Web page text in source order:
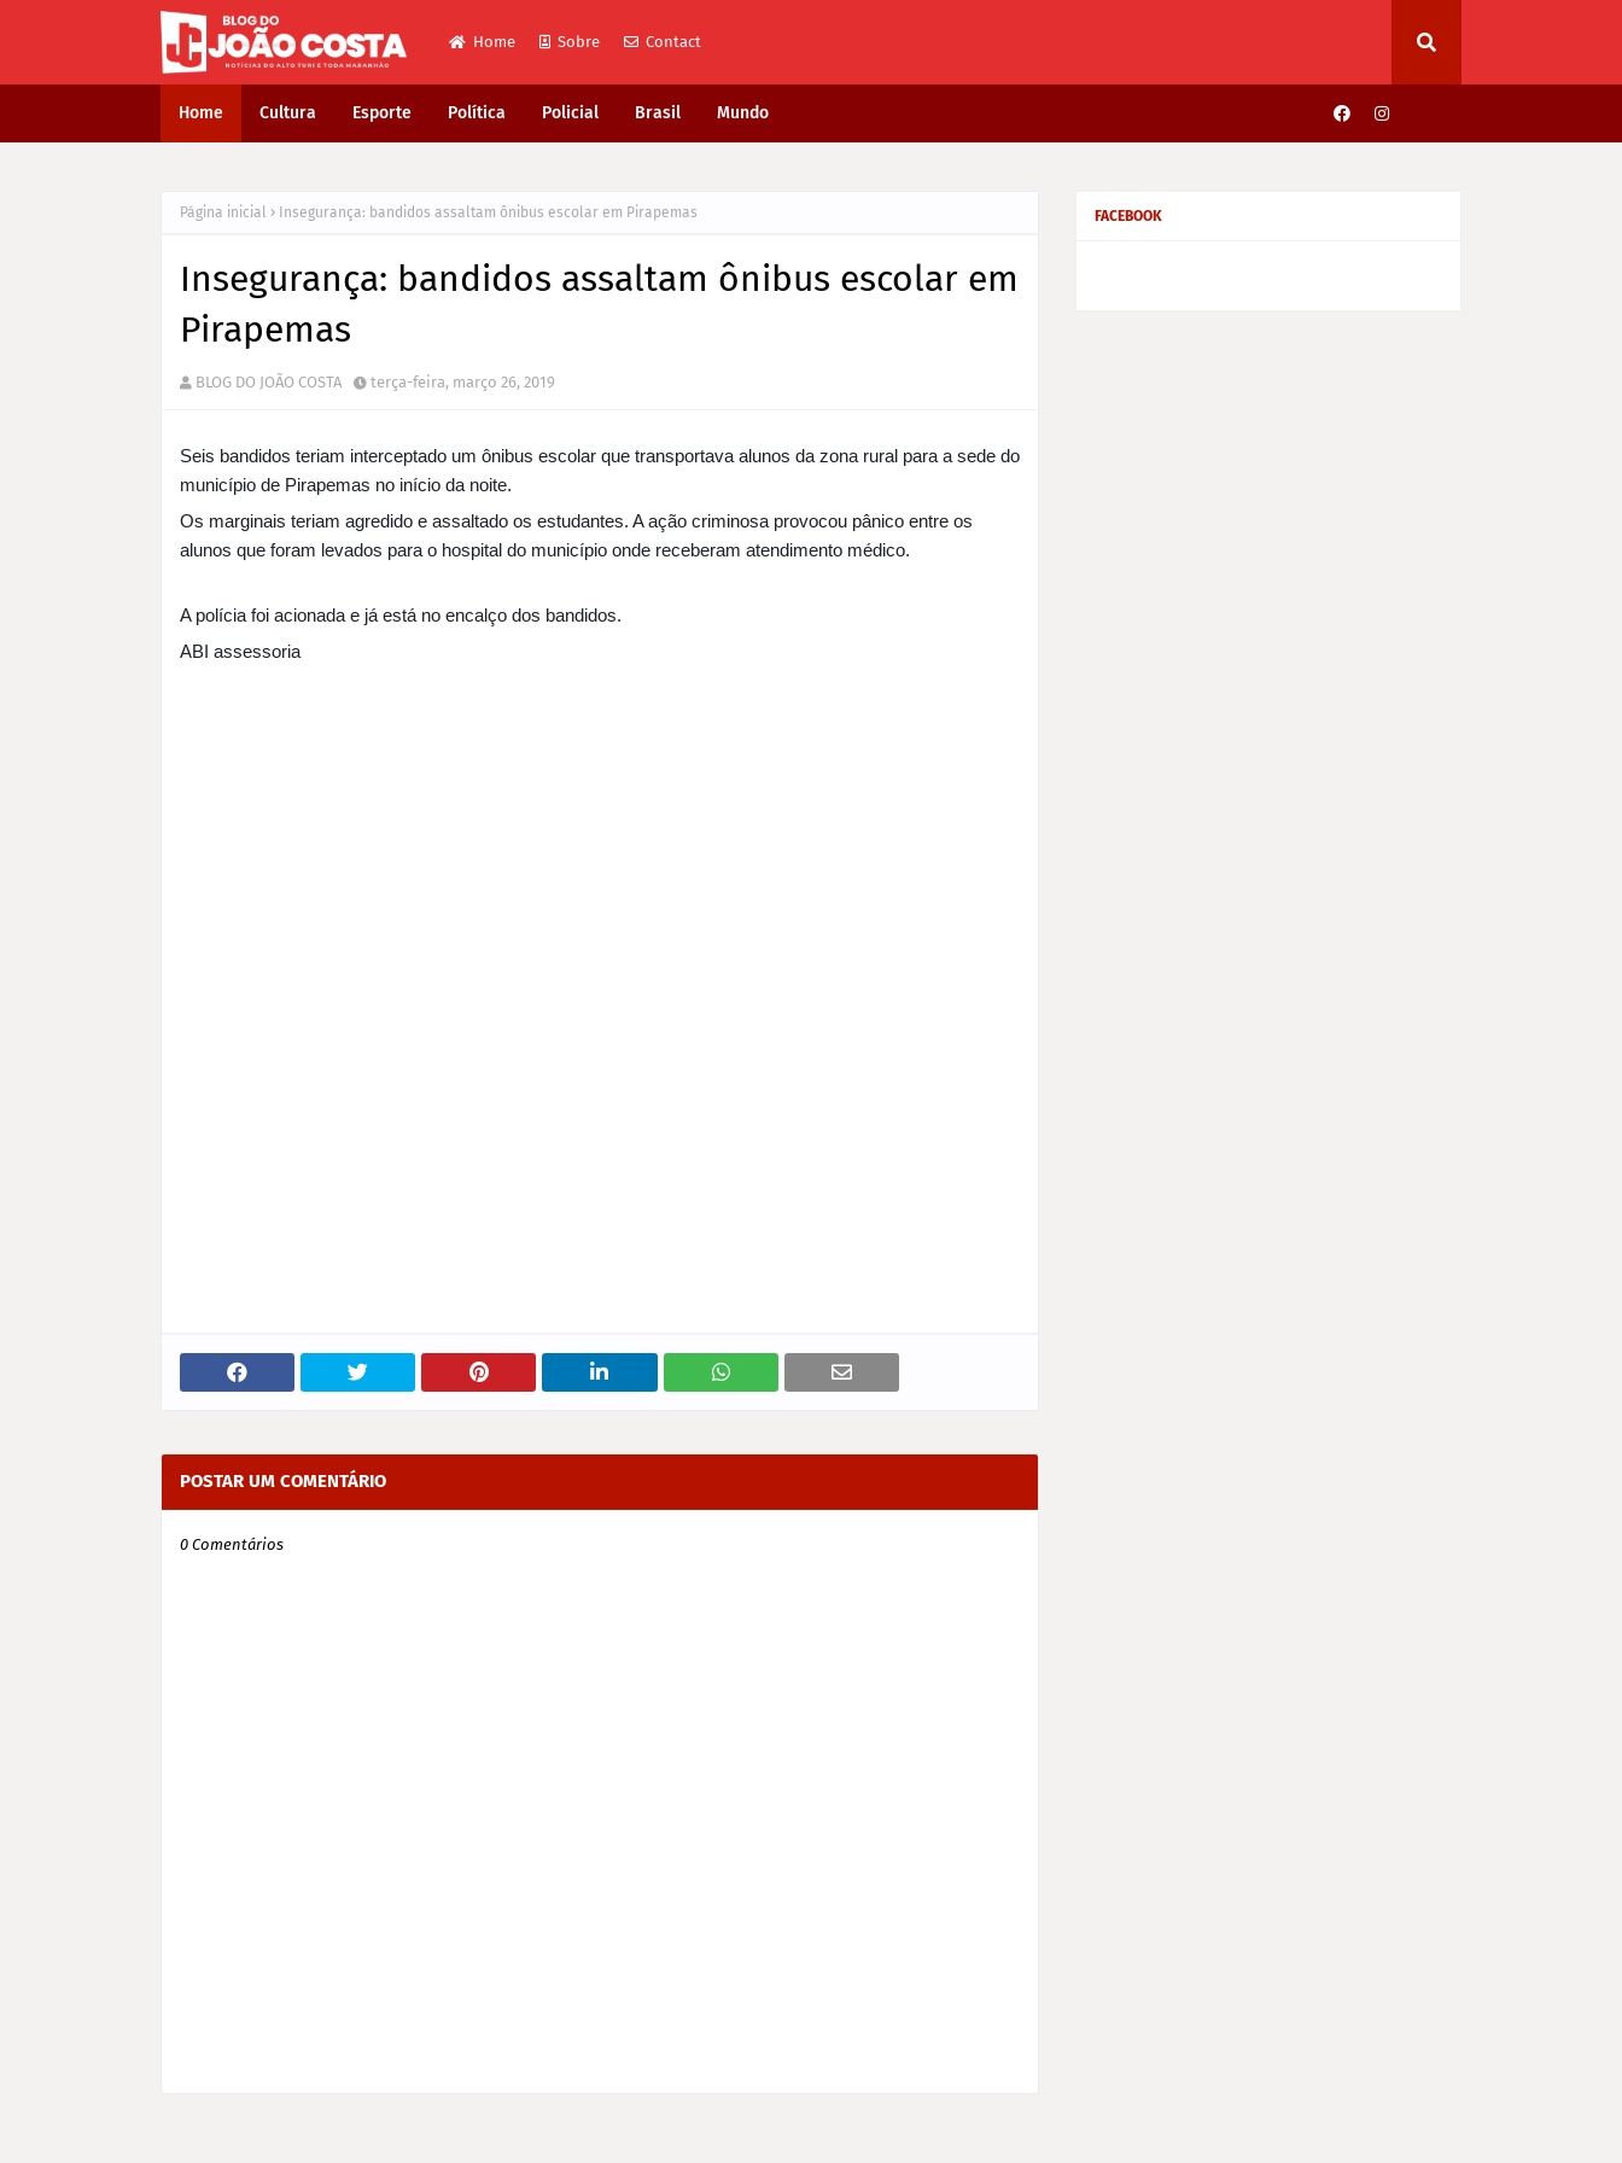
Home Sobre Contact
Home Cultura Esporte Política Policial Brasil Mundo
Página inicial Insegurança: bandidos assaltam ônibus escolar em Pirapemas
Insegurança: bandidos assaltam ônibus escolar em
Pirapemas
BLOG DO JOÃO COSTA terça-feira, março 26, 2019
Seis bandidos teriam interceptado um ônibus escolar que transportava alunos da zona rural para a sede do
município de Pirapemas no início da noite.
Os marginais teriam agredido e assaltado os estudantes. A ação criminosa provocou pânico entre os
alunos que foram levados para o hospital do município onde receberam atendimento médico.
A polícia foi acionada e já está no encalço dos bandidos.
ABI assessoria
POSTAR UM COMENTÁRIO
0 Comentários
FACEBOOK